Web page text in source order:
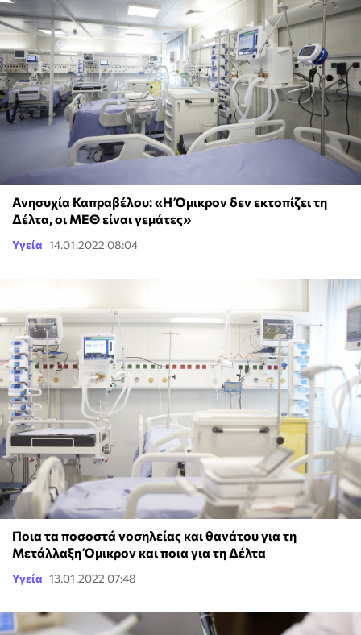
Ανησυχία Καπραβέλου: «Η Όμικρον δεν εκτοπίζει τη
Δέλτα, οι ΜΕΘ είναι γεμάτες»
Υγεία 14.01.2022 08:04
Ποια τα ποσοστά νοσηλείας και θανάτου για τη
Μετάλλαξη Όμικρον και ποια για τη Δέλτα
Υγεία 13.01.2022 07:48